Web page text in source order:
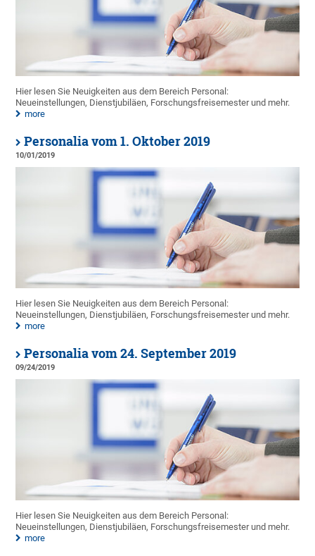
Hier lesen Sie Neuigkeiten aus dem Bereich Personal:
Neueinstellungen, Dienstjubiläen, Forschungsfreisemester und mehr.
more
Personalia vom 1. Oktober 2019
10/01/2019
Hier lesen Sie Neuigkeiten aus dem Bereich Personal:
Neueinstellungen, Dienstjubiläen, Forschungsfreisemester und mehr.
more
Personalia vom 24. September 2019
09/24/2019
Hier lesen Sie Neuigkeiten aus dem Bereich Personal:
Neueinstellungen, Dienstjubiläen, Forschungsfreisemester und mehr.
more